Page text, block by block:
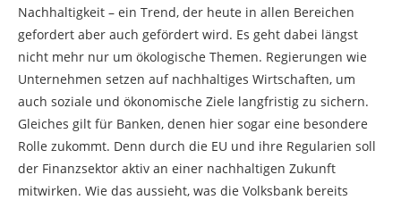
Nachhaltigkeit – ein Trend, der heute in allen Bereichen
gefordert aber auch gefördert wird. Es geht dabei längst
nicht mehr nur um ökologische Themen. Regierungen wie
Unternehmen setzen auf nachhaltiges Wirtschaften, um
auch soziale und ökonomische Ziele langfristig zu sichern.
Gleiches gilt für Banken, denen hier sogar eine besondere
Rolle zukommt. Denn durch die EU und ihre Regularien soll
der Finanzsektor aktiv an einer nachhaltigen Zukunft
mitwirken. Wie das aussieht, was die Volksbank bereits